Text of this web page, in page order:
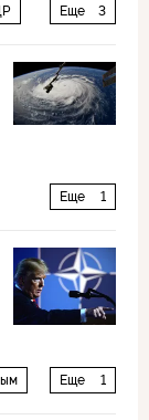
Еще 3
Еще 1
Еще 1